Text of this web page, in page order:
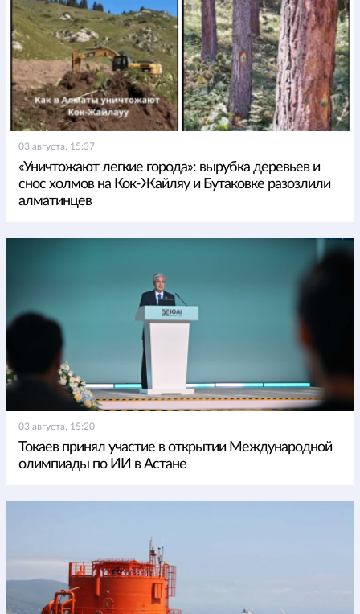
03 августа, 15:37
«Уничтожают легкие города»: вырубка деревьев и
снос холмов на Кок-Жайляу и Бутаковке разозлили
алматинцев
03 августа, 15:20
Токаев принял участие в открытии Международной
олимпиады по ИИ в Астане